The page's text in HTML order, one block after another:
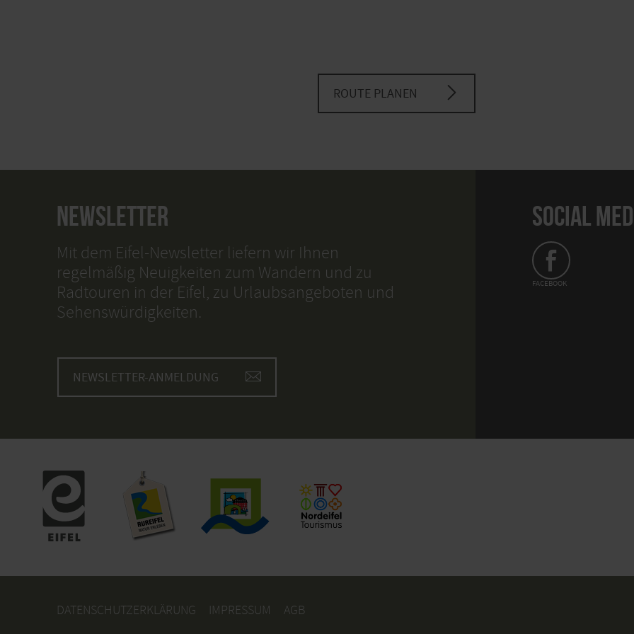
ROUTE PLANEN
NEWSLETTER
Mit dem Eifel-Newsletter liefern wir Ihnen
regelmäßig Neuigkeiten zum Wandern und zu
Radtouren in der Eifel, zu Urlaubsangeboten und
Sehenswürdigkeiten.
NEWSLETTER-ANMELDUNG
SOCIAL
FACEBOOK
DATENSCHUTZERKLÄRUNG IMPRESSUM
AGB